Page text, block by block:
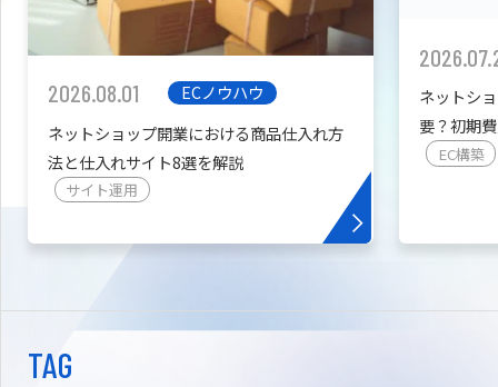
カスタマイズ開発
2026.08.01
ECノウハウ
ネットショップ開業における商品仕入れ方
法と仕入れサイト8選を解説
サイト運用
ネットシ
要？初期
を紹介
EC構築
TAG